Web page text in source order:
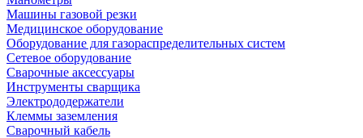
Машины газовой резки
Медицинское оборудование
Оборудование для газораспределительных систем
Сетевое оборудование
Сварочные аксессуары
Инструменты сварщика
Электрододержатели
Клеммы заземления
Сварочный кабель